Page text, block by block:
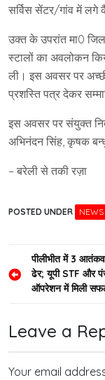
सर्विस सेंटर/गांव में लगे
उक्त के उपरांत मा0
स्टालों का अवलोकन
ली। इस अवसर पर
प्रशस्ति पत्र देकर
इस अवसर पर संयुक्त
अभिनंदन सिंह, कृषक
– बरेली से तकी रज़ा
POSTED UNDER NEWS
Post
navigation
पीलीभीत में 3
ढेर; यूपी STF और
ऑपरेशन में मिली
Leave a
Your email